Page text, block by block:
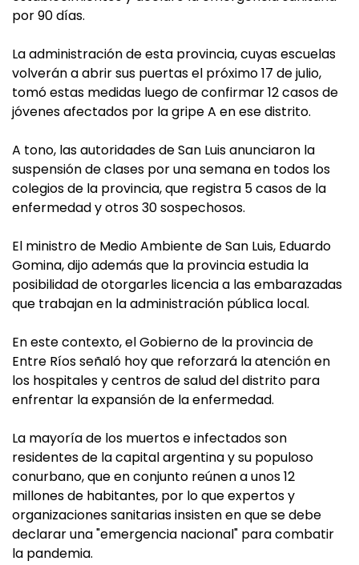
por 90 días.
La administración de esta provincia, cuyas escuelas
volverán a abrir sus puertas el próximo 17 de julio,
tomó estas medidas luego de confirmar 12 casos de
jóvenes afectados por la gripe A en ese distrito.
A tono, las autoridades de San Luis anunciaron la
suspensión de clases por una semana en todos los
colegios de la provincia, que registra 5 casos de la
enfermedad y otros 30 sospechosos.
El ministro de Medio Ambiente de San Luis, Eduardo
Gomina, dijo además que la provincia estudia la
posibilidad de otorgarles licencia a las embarazadas
que trabajan en la administración pública local.
En este contexto, el Gobierno de la provincia de
Entre Ríos señaló hoy que reforzará la atención en
los hospitales y centros de salud del distrito para
enfrentar la expansión de la enfermedad.
La mayoría de los muertos e infectados son
residentes de la capital argentina y su populoso
conurbano, que en conjunto reúnen a unos 12
millones de habitantes, por lo que expertos y
organizaciones sanitarias insisten en que se debe
declarar una "emergencia nacional" para combatir
la pandemia.